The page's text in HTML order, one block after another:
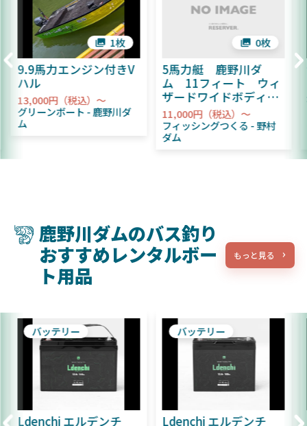
9.9馬力エンジン付きV
ハル
13,000円（税込）～
グリーンボート 鹿野川ダ
ム
1枚
5馬力艇 鹿野川ダ
ム 11フィート ウィ
ザードワイドボディ※
要免許
11,000円（税込）～
フィッシングつくる 野村
ダム
0枚
鹿野川ダムのバス釣り
おすすめレンタルボー
ト用品
もっと見る
Ldenchi エルデンチ
バッテリー
Ldenchi エルデンチ
バッテリー